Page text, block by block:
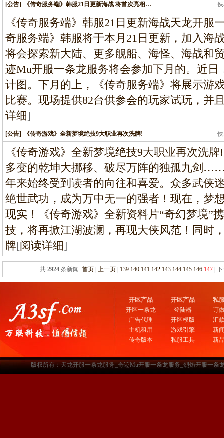
[公告] 《传奇服务端》韩服21日更新海战 将首次亮相…
《传奇服务端》韩服21日更新海战天龙开服
奇服务端》韩服将于本月21日更新，加入海
将会探索新大陆、更多舰船、海怪、海战和
迹Mu开服一条龙服务将会参加下月的。近
计图。下月的上，《传奇服务端》将展示游
比赛。现场提供82台供参会的玩家试玩，并
详细]
[公告] 《传奇游戏》全新梦境绝技9大职业再次洗牌!
《传奇游戏》全新梦境绝技9大职业再次洗
多变的乾坤大挪移、破尽万阵的独孤九剑
年来始终受到读者的向往和喜爱。众多武侠
绝世武功，成为万中无一的强者！现在，梦
现实！《传奇游戏》全新资料片“奇幻梦境”
技，将再掀江湖波澜，再现大侠风范！同时
牌[阅读详细]
共 2924条新闻 首页| 上一页| 139 140 141 142 143 144 145 146 147| 下
开区产品
开区一条龙
广告代理
主机租用
传奇版本
开区产品
登陆器
开区模版
游戏引擎
私服工具
私
订
汇
新
新
版权所有：天龙开服一条龙服务_奇迹Mu开服一条龙服务_烈焰开服一条